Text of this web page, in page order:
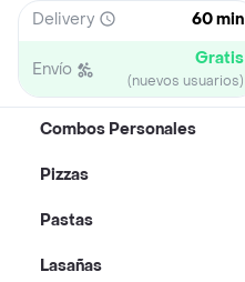
Delivery 60 min
Envío Gratis
(nuevos usuarios)
Combos Personales
Pizzas
Pastas
Lasañas